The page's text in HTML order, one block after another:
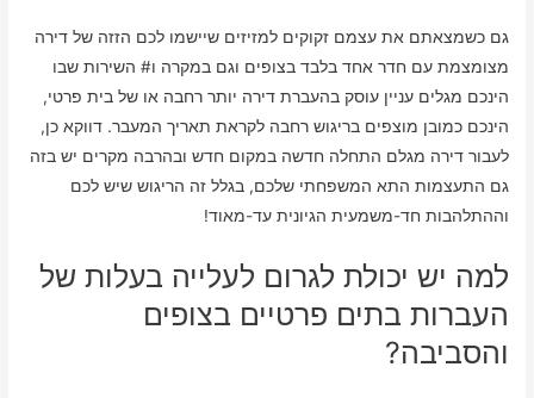
גם כשמצאתם את עצמם זקוקים למזיזים שיישמו לכם הזזה של דירה
מצומצמת עם חדר אחד בלבד בצופים וגם במקרה ו# השירות שבו
הינכם מגלים עניין עוסק בהעברת דירה יותר רחבה או של בית פרטי,
הינכם כמובן מוצפים בריגוש רחבה לקראת תאריך המעבר. דווקא כן,
לעבור דירה מגלם התחלה חדשה במקום חדש ובהרבה מקרים יש בזה
גם התעצמות התא המשפחתי שלכם, בגלל זה הריגוש שיש לכם
וההתלהבות חד-משמעית הגיונית עד-מאוד!
למה יש יכולת לגרום לעלייה בעלות של
העברות בתים פרטיים בצופים
והסביבה?